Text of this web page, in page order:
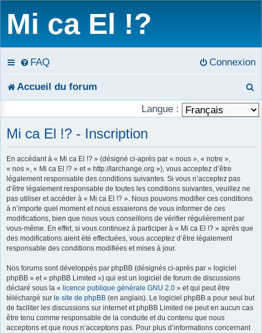
Mi ca El !?
FAQ Connexion
Accueil du forum
e
h
Langue :
Mi ca El !? - Inscription
En accédant à « Mi ca El !? » (désigné ci-après par « nous », « notre »,
« nos », « Mi ca El !? » et « http://larchange.org »), vous acceptez d’être
légalement responsable des conditions suivantes. Si vous n’acceptez pas
d’être légalement responsable de toutes les conditions suivantes, veuillez ne
pas utiliser et accéder à « Mi ca El !? ». Nous pouvons modifier ces conditions
à n’importe quel moment et nous essaierons de vous informer de ces
modifications, bien que nous vous conseillons de vérifier régulièrement par
vous-même. En effet, si vous continuez à participer à « Mi ca El !? » après que
des modifications aient été effectuées, vous acceptez d’être légalement
responsable des conditions modifiées et mises à jour.
Nos forums sont développés par phpBB (désignés ci-après par « logiciel
phpBB » et « phpBB Limited ») qui est un logiciel de forum de discussions
déclaré sous la « licence publique générale GNU 2.0 » et qui peut être
téléchargé sur le site de phpBB (en anglais). Le logiciel phpBB a pour seul but
de faciliter les discussions sur internet et phpBB Limited ne peut en aucun cas
être tenu comme responsable de la conduite et du contenu que nous
acceptons et que nous n’acceptons pas. Pour plus d’informations concernant